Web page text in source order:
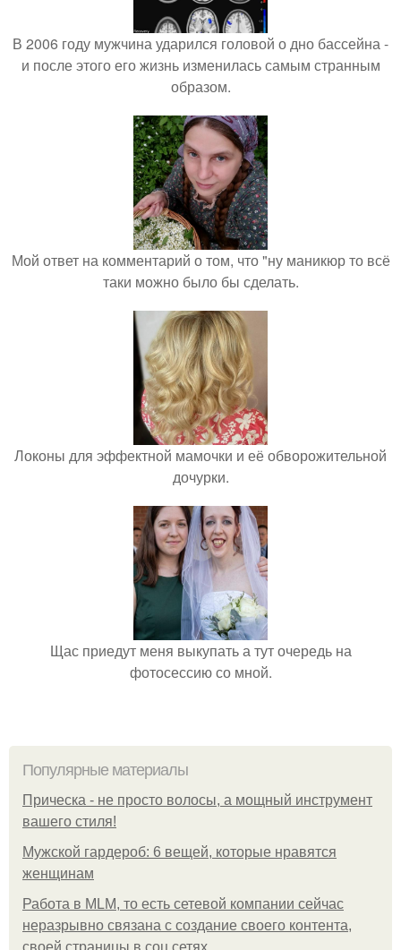
В 2006 году мужчина ударился головой о дно бассейна -
и после этого его жизнь изменилась самым странным
образом.
Мой ответ на комментарий о том, что "ну маникюр то всё
таки можно было бы сделать.
Локоны для эффектной мамочки и её обворожительной
дочурки.
Щас приедут меня выкупать а тут очередь на
фотосессию со мной.
Популярные материалы
Прическа - не просто волосы, а мощный инструмент
вашего стиля!
Мужской гардероб: 6 вещей, которые нравятся
женщинам
Работа в MLM, то есть сетевой компании сейчас
неразрывно связана с создание своего контента,
своей страницы в соц сетях.